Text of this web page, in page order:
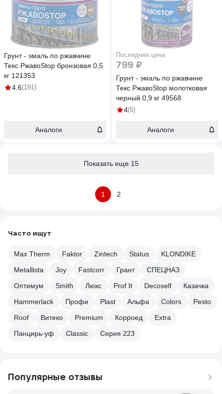
Грунт - эмаль по ржавчине
Текс РжавоStop бронзовая 0,5
кг 121353
4.6(191)
Аналоги
Последняя цена
799 ₽
Грунт - эмаль по ржавчине
Текс РжавоStop молотковая
черный 0,9 кг 49568
4(5)
Аналоги
Показать еще 15
1 2
Часто ищут
Max Therm Faktor Zintech Status
KLONDIKE
Metallista
Joy Fastcorr Грант
СПЕЦНАЗ
Оптимум
Smith Люкс Prof It Decoself
Казачка
Hammerlack
Профи Plast Альфа Colors
Pesto
Roof
Витеко Premium Корроед
Extra
Панцирь-уф
Classic Серия 223
Популярные отзывы